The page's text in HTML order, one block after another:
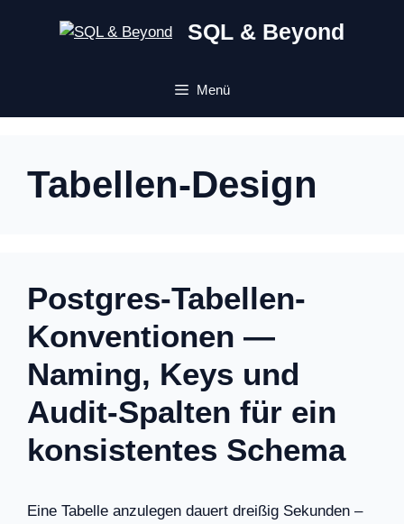
SQL & Beyond
Menü
Tabellen-Design
Postgres-Tabellen-
Konventionen —
Naming, Keys und
Audit-Spalten für ein
konsistentes Schema
Eine Tabelle anzulegen dauert dreißig Sekunden –